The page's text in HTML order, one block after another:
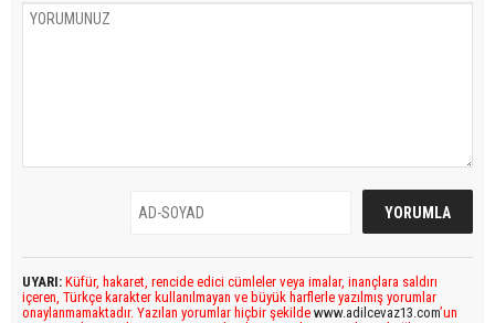
UYARI: Küfür, hakaret, rencide edici cümleler veya imalar, inançlara saldırı
içeren, Türkçe karakter kullanılmayan ve büyük harflerle yazılmış yorumlar
onaylanmamaktadır. Yazılan yorumlar hiçbir şekilde www.adilcevaz13.com’un